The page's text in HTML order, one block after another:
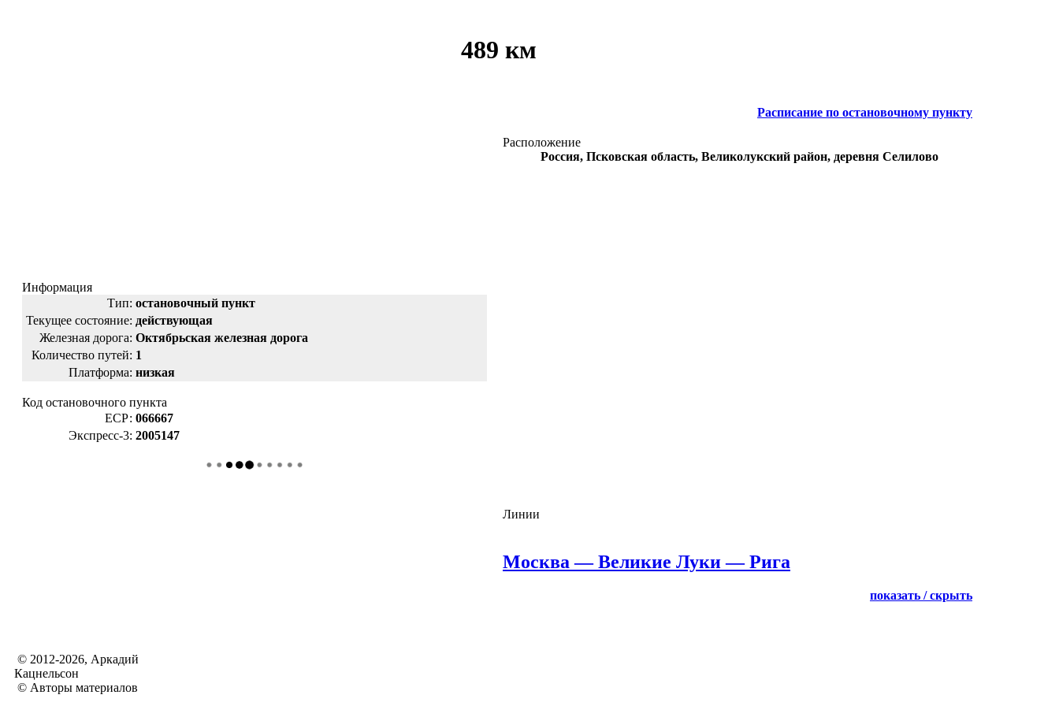
489 км
Расписание по остановочному пункту
Информация
Тип: остановочный пункт
Текущее состояние: действующая
Железная дорога: Октябрьская железная дорога
Количество путей: 1
Платформа: низкая
Код остановочного пункта
ЕСР: 066667
Экспресс-3: 2005147
Расположение
Россия, Псковская область, Великолукский район, деревня Селилово
Линии
Москва — Великие Луки — Рига
показать / скрыть
© 2012-2026, Аркадий
Кацнельсон
© Авторы материалов